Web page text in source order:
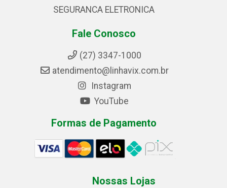
SEGURANCA ELETRONICA
Fale Conosco
(27) 3347-1000
atendimento@linhavix.com.br
Instagram
YouTube
Formas de Pagamento
Nossas Lojas